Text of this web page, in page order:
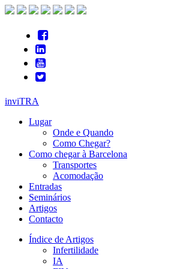
inviTRA
Lugar
Onde e Quando
Como Chegar?
Como chegar à Barcelona
Transportes
Acomodação
Entradas
Seminários
Artigos
Contacto
Índice de Artigos
Infertilidade
IA